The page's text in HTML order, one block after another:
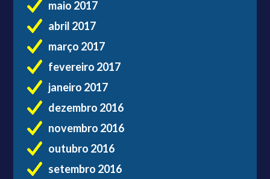
maio 2017
abril 2017
março 2017
fevereiro 2017
janeiro 2017
dezembro 2016
novembro 2016
outubro 2016
setembro 2016